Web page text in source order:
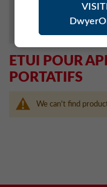
ETUI POUR
PORTATIFS
We can't find
MONITORING SYSTEM